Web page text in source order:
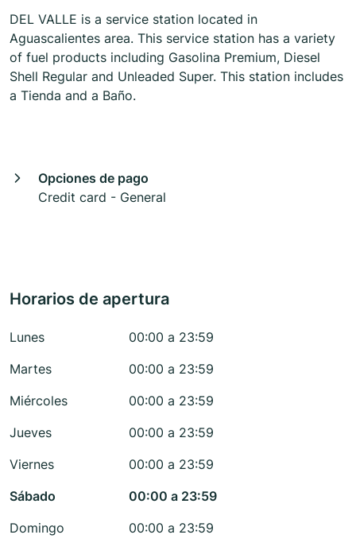
DEL VALLE is a service station located in
Aguascalientes area. This service station has a variety
of fuel products including Gasolina Premium, Diesel
Shell Regular and Unleaded Super. This station includes
a Tienda and a Baño.
Opciones de pago
Credit card - General
Horarios de apertura
Lunes
00:00 a 23:59
Martes
00:00 a 23:59
Miércoles
00:00 a 23:59
Jueves
00:00 a 23:59
Viernes
00:00 a 23:59
Sábado
00:00 a 23:59
Domingo
00:00 a 23:59